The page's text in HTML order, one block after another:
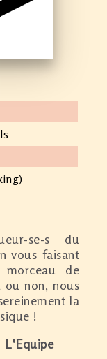
se-s du
vous faisant
de
ou non, nous
la
!
L'Equipe